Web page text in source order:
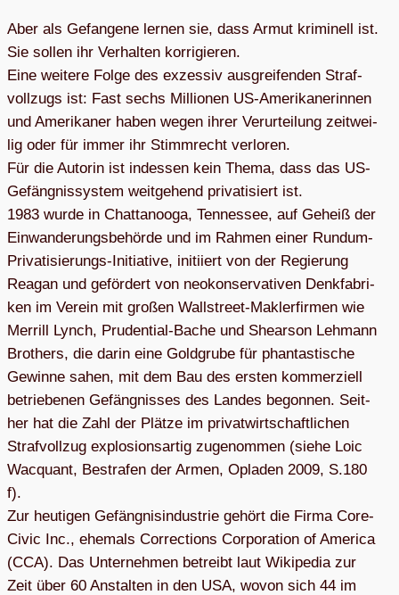
Aber als Gefan­gene ler­nen sie, dass Armut kri­mi­nell ist.
Sie sol­len ihr Ver­hal­ten kor­ri­gie­ren.
Eine wei­tere Folge des exzes­siv aus­grei­fen­den Straf­
voll­zugs ist: Fast sechs Mil­lio­nen US-Ame­ri­ka­ne­rin­nen
und Ame­ri­ka­ner haben wegen ihrer Ver­ur­tei­lung zeit­wei­
lig oder für immer ihr Stimm­recht ver­lo­ren.
Für die Autorin ist indes­sen kein Thema, dass das US-
Gefäng­nis­sys­tem weit­ge­hend pri­va­ti­siert ist.
1983 wurde in Chat­ta­nooga, Ten­nes­see, auf Geheiß der
Ein­wan­de­rungs­be­hörde und im Rah­men einer Rundum-
Pri­va­ti­sie­rungs-Initia­tive, initi­iert von der Regie­rung
Rea­gan und geför­dert von neo­kon­ser­va­ti­ven Denk­fa­bri­
ken im Ver­ein mit gro­ßen Wall­street-Mak­ler­fir­men wie
Mer­rill Lynch, Pru­den­tial-Bache und She­ar­son Leh­mann
Brot­hers, die darin eine Gold­grube für phan­tas­ti­sche
Gewinne sahen, mit dem Bau des ers­ten kom­mer­zi­ell
betrie­be­nen Gefäng­nis­ses des Lan­des begon­nen. Seit­
her hat die Zahl der Plätze im pri­vat­wirt­schaft­li­chen
Straf­voll­zug explo­si­ons­ar­tig zuge­nom­men (siehe Loic
Wac­quant, Bestra­fen der Armen, Opla­den 2009, S.180
f).
Zur heu­ti­gen Gefäng­nis­in­dus­trie gehört die Firma Core­
Ci­vic Inc., ehe­mals Cor­rec­tions Cor­po­ra­tion of Ame­rica
(CCA). Das Unter­neh­men betreibt laut Wiki­pe­dia zur
Zeit über 60 Anstal­ten in den USA, wovon sich 44 im